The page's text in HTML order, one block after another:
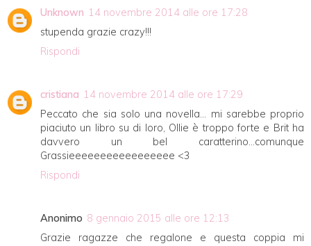
Unknown 14 novembre 2014 alle ore 17:28
stupenda grazie crazy!!!
Rispondi
cristiana 14 novembre 2014 alle ore 17:29
Peccato che sia solo una novella... mi sarebbe proprio
piaciuto un libro su di loro, Ollie è troppo forte e Brit ha
davvero un bel caratterino...comunque
Grassieeeeeeeeeeeeeeeee <3
Rispondi
Anonimo 8 gennaio 2015 alle ore 12:13
Grazie ragazze che regalone e questa coppia mi